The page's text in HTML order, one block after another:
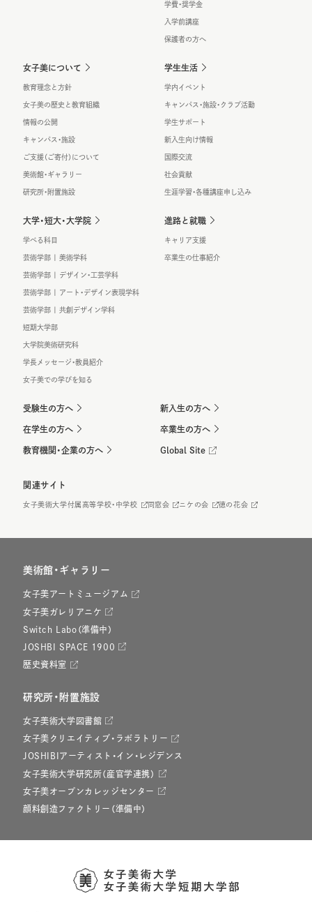
学費・奨学金
入学前講座
保護者の方へ
女子美について
教育理念と方針
女子美の歴史と教育組織
情報の公開
キャンパス・施設
ご支援（ご寄付）について
美術館・ギャラリー
研究所・附置施設
学生生活
学内イベント
キャンパス・施設・クラブ活動
学生サポート
新入生向け情報
国際交流
社会貢献
生涯学習・各種講座申し込み
大学・短大・大学院
学べる科目
芸術学部 | 美術学科
芸術学部 | デザイン・工芸学科
芸術学部 | アート・デザイン表現学科
芸術学部 | 共創デザイン学科
短期大学部
大学院美術研究科
学長メッセージ・教員紹介
女子美での学びを知る
進路と就職
キャリア支援
卒業生の仕事紹介
受験生の方へ 新入生の方へ
在学生の方へ 卒業生の方へ
教育機関・企業の方へ Global Site
関連サイト
女子美術大学付属高等学校・中学校 同窓会 ニケの会 徳の花会
美術館・ギャラリー
女子美アートミュージアム
女子美ガレリアニケ
Switch Labo（準備中）
JOSHBI SPACE 1900
歴史資料室
研究所・附置施設
女子美術大学図書館
女子美クリエイティブ・ラボラトリー
JOSHIBIアーティスト・イン・レジデンス
女子美術大学研究所（産官学連携）
女子美オープンカレッジセンター
顔料創造ファクトリー（準備中）